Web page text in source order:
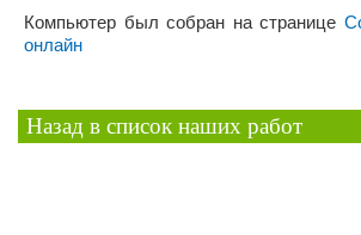
Компьютер был собран на странице
онлайн
Назад в список наших работ